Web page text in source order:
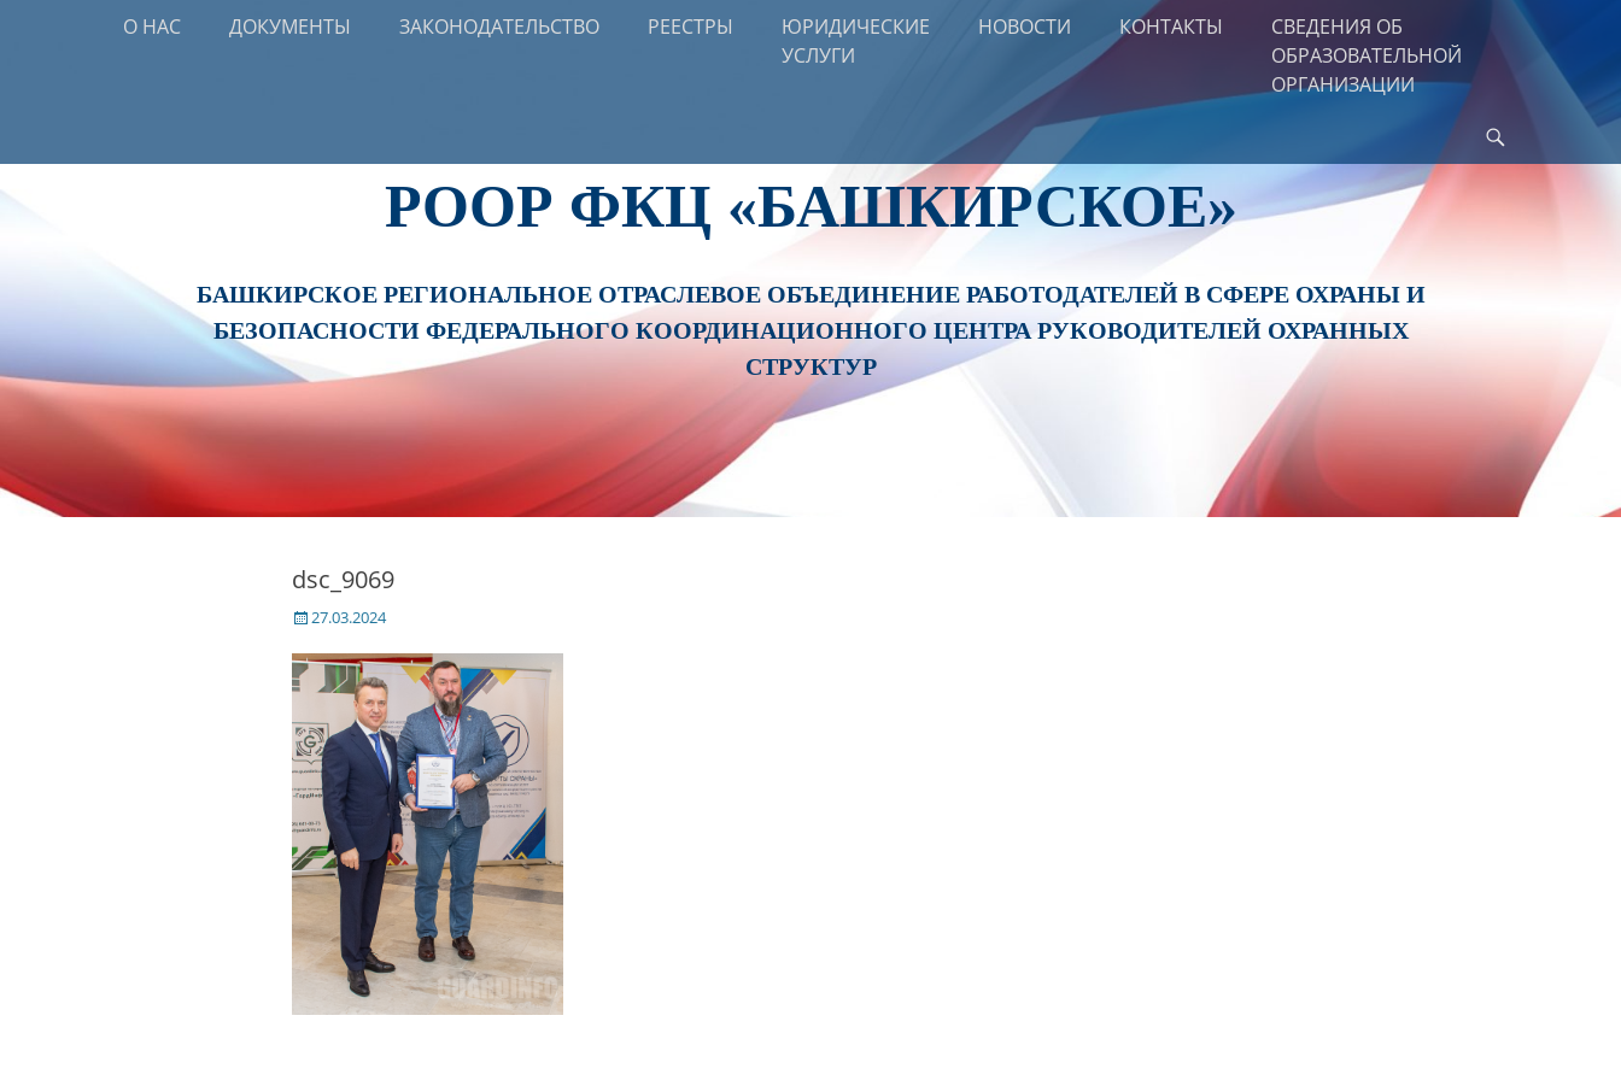
Skip
Primary Menu
О НАС ДОКУМЕНТЫ ЗАКОНОДАТЕЛЬСТВО РЕЕСТРЫ
ЮРИДИЧЕСКИЕ
УСЛУГИ
НОВОСТИ КОНТАКТЫ
СВЕДЕНИЯ ОБ
ОБРАЗОВАТЕЛЬНОЙ
ОРГАНИЗАЦИИ
РООР ФКЦ «БАШКИРСКОЕ»
БАШКИРСКОЕ РЕГИОНАЛЬНОЕ ОТРАСЛЕВОЕ ОБЪЕДИНЕНИЕ РАБОТОДАТЕЛЕЙ В СФЕРЕ ОХРАНЫ И
БЕЗОПАСНОСТИ ФЕДЕРАЛЬНОГО КООРДИНАЦИОННОГО ЦЕНТРА РУКОВОДИТЕЛЕЙ ОХРАННЫХ
СТРУКТУР
dsc_9069
Posted
27.03.2024